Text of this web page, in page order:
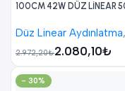
100CM 42W DÜZ LİNEAR
Düz Linear Aydınlatma,
2.972,20₺2.080,10₺
- 30%